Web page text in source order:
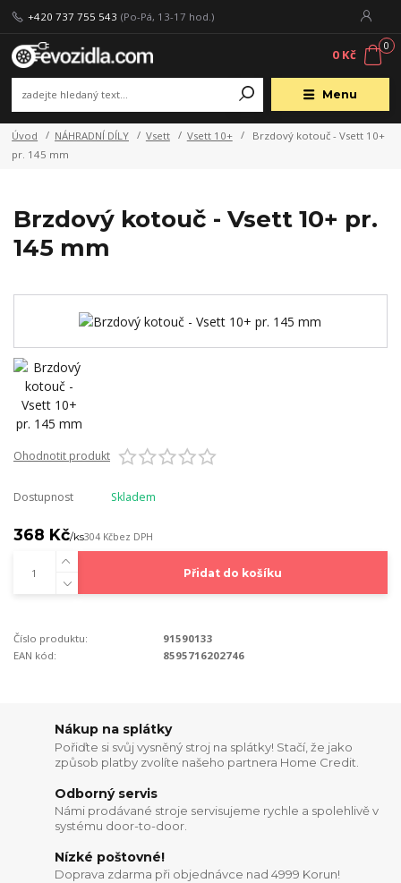
Menu
+420 737 755 543 (Po-Pá, 13-17 hod.)
0
0 Kč
Úvod NÁHRADNÍ DÍLY Vsett Vsett 10+
Brzdový kotouč - Vsett 10+
pr. 145 mm
Brzdový kotouč - Vsett 10+ pr.
145 mm
Ohodnotit produkt
Dostupnost Skladem
368 Kč/ks304 Kčbez DPH
Přidat do košíku
Číslo produktu:
91590133
EAN kód:
8595716202746
Nákup na splátky
Pořiďte si svůj vysněný stroj na splátky! Stačí, že jako
způsob platby zvolíte našeho partnera Home Credit.
Odborný servis
Námi prodávané stroje servisujeme rychle a spolehlivě v
systému door-to-door.
Nízké poštovné!
Doprava zdarma při objednávce nad 4999 Korun!